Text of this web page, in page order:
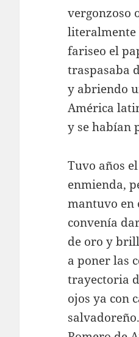
vergonzoso
literalmente
fariseo el
traspasaba
y abriendo
América
y se habían
Tuvo años
enmienda,
mantuvo en
convenía
de oro y
a poner las
trayectoria
ojos ya con